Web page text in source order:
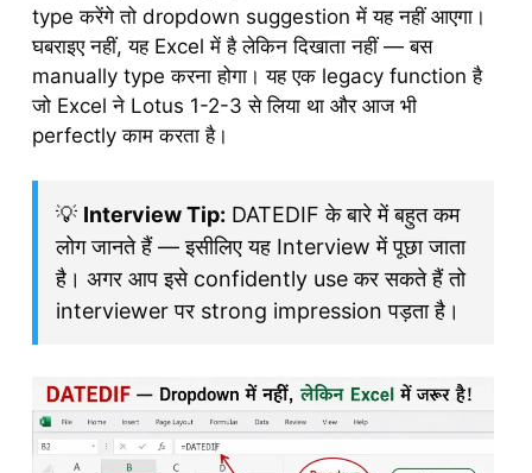
type करेंगे तो dropdown suggestion में यह नहीं आएगा।
घबराइए नहीं, यह Excel में है लेकिन दिखाता नहीं — बस
manually type करना होगा। यह एक legacy function है
जो Excel ने Lotus 1-2-3 से लिया था और आज भी
perfectly काम करता है।
💡 Interview Tip: DATEDIF के बारे में बहुत कम
लोग जानते हैं — इसीलिए यह Interview में पूछा जाता
है। अगर आप इसे confidently use कर सकते हैं तो
interviewer पर strong impression पड़ता है।